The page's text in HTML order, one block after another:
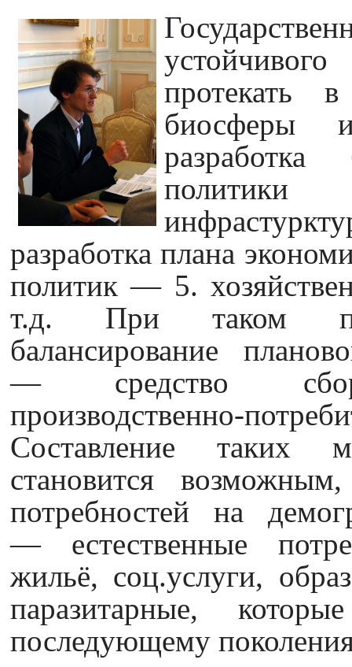
протекать
разработка
разработка плана
политик — 5.
т.д. При таком
балансирование
— средство
производственно-
Составление таких
становится
потребностей на
— естественные
жильё, соц.услуги,
паразитарные,
последующему